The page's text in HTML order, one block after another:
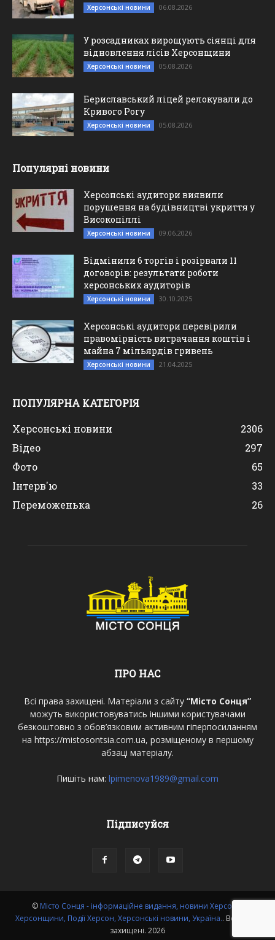
Херсонські новини 06.08.2026
У розсадниках вирощують сіянці для
відновлення лісів Херсонщини
Херсонські новини 05.08.2026
Бериславський ліцей релокували до
Кривого Рогу
Херсонські новини 05.08.2026
Популярні новини
Херсонські аудитори виявили
порушення на будівництві укриття у
Високопіллі
Херсонські новини 09.06.2026
Відмінили 6 торгів і розірвали 11
договорів: результати роботи
херсонських аудиторів
Херсонські новини 30.10.2025
Херсонські аудитори перевірили
правомірність витрачання коштів і
майна 7 мільярдів гривень
Херсонські новини 21.04.2025
ПОПУЛЯРНА КАТЕГОРІЯ
Херсонські новини
2306
Відео
297
Фото
65
Інтерв'ю
33
Переможенька
26
ПРО НАС
Всі права захищені. Матеріали з сайту “Місто Сонця”
можуть використовуватись іншими користувачами
безкоштовно з обов’язковим активним гіперпосиланням
на https://mistosontsia.com.ua, розміщеному в першому
абзаці матеріалу.
Пишіть нам: lpimenova1989@gmail.com
Підписуйся
© Місто Сонця - інформаційне видання, новини Херсона,
Херсонщини, Події Херсон, Херсонські новини, Україна.. Всі права
захищені. 2026